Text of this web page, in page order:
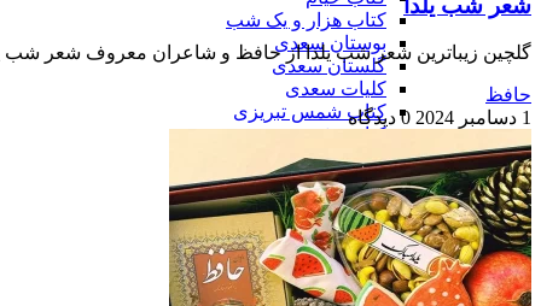
کتاب هزار و یک شب
بوستان سعدی
گلستان سعدی
کلیات سعدی
کتاب شمس تبریزی
کتاب مثنوی معنوی
کتاب پروین اعتصامی
سایر کتب ادبی
پک کتب ادبی نیم جیبی
کتب مذهبی
نهج البلاغه
صحیفه سجادیه
سایر کتب مذهبی
گلچین زیباترین شعر شب یلدا از حافظ و شاعران معروف شعر شب
حافظ
1 دسامبر 2024
0 دیدگاه